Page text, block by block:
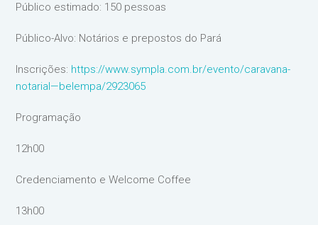
Público estimado: 150 pessoas
Público-Alvo: Notários e prepostos do Pará
Inscrições: https://www.sympla.com.br/evento/caravana-
notarial—belempa/2923065
Programação
12h00
Credenciamento e Welcome Coffee
13h00